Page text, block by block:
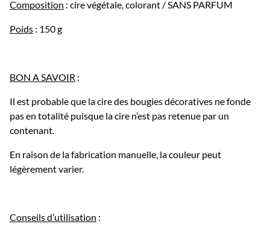
Composition : cire végétale, colorant / SANS PARFUM
Poids : 150 g
BON A SAVOIR :
Il est probable que la cire des bougies décoratives ne fonde
pas en totalité puisque la cire n’est pas retenue par un
contenant.
En raison de la fabrication manuelle, la couleur peut
légèrement varier.
Conseils d’utilisation :